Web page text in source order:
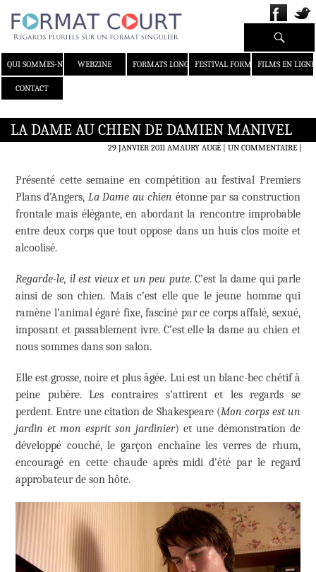
QUI SOMMES-NOUS ?WEBZINE FORMATS LONGS FESTIVAL FORMAT COURT
FILMS EN LIGNE
CONTACT
Recherche
LA DAME AU CHIEN DE DAMIEN MANIVEL
29 JANVIER 2011 AMAURY AUGÉ UN COMMENTAIRE|
Présenté cette semaine en compétition au festival Premiers
Plans d’Angers, La Dame au chien étonne par sa construction
frontale mais élégante, en abordant la rencontre improbable
entre deux corps que tout oppose dans un huis clos moite et
alcoolisé.
Regarde-le, il est vieux et un peu pute. C’est la dame qui parle
ainsi de son chien. Mais c’est elle que le jeune homme qui
ramène l’animal égaré fixe, fasciné par ce corps affalé, sexué,
imposant et passablement ivre. C’est elle la dame au chien et
nous sommes dans son salon.
Elle est grosse, noire et plus âgée. Lui est un blanc-bec chétif à
peine pubère. Les contraires s’attirent et les regards se
perdent. Entre une citation de Shakespeare (Mon corps est un
jardin et mon esprit son jardinier) et une démonstration de
développé couché, le garçon enchaîne les verres de rhum,
encouragé en cette chaude après midi d’été par le regard
approbateur de son hôte.